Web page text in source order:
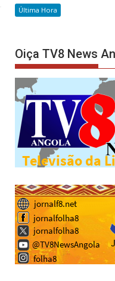
Última Hora
Oiça TV8 News